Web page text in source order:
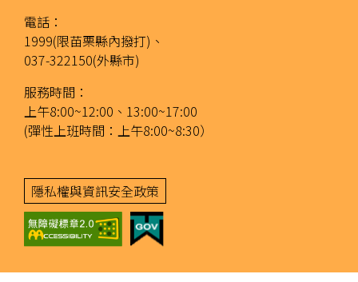
電話：
1999(限苗栗縣內撥打)、
037-322150(外縣市)
服務時間：
上午8:00~12:00、13:00~17:00
(彈性上班時間：上午8:00~8:30）
隱私權與資訊安全政策